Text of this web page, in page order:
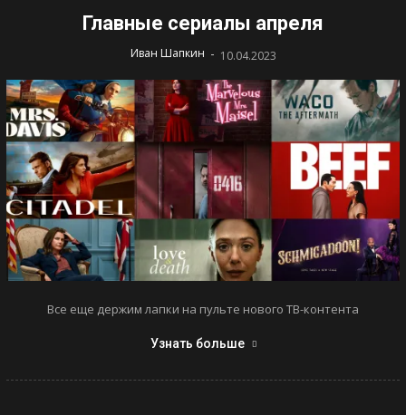
Главные сериалы апреля
Иван Шапкин - 10.04.2023
Все еще держим лапки на пульте нового ТВ-контента
Узнать больше